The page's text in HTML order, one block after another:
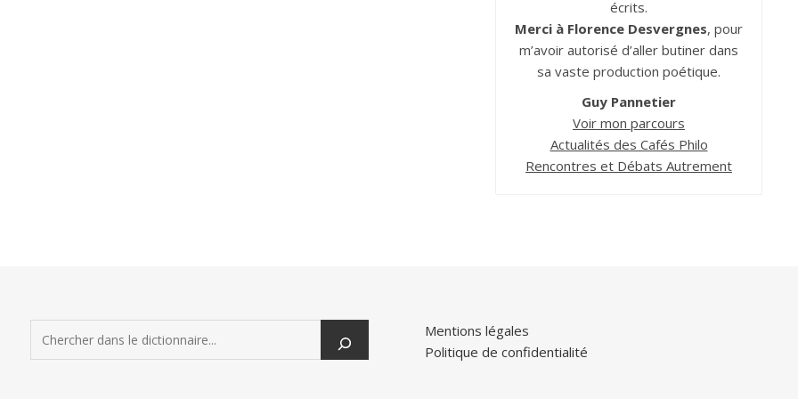
écrits.
Merci à Florence Desvergnes, pour
m’avoir autorisé d’aller butiner dans
sa vaste production poétique.
Guy Pannetier
Voir mon parcours
Actualités des Cafés Philo
Rencontres et Débats Autrement
Mentions légales
Politique de confidentialité